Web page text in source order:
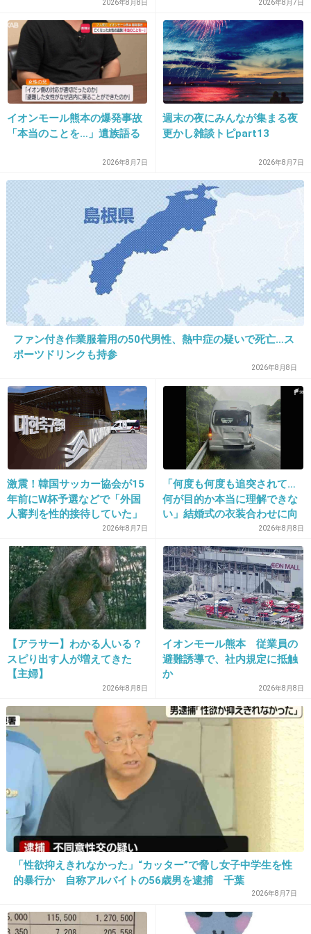
2013/09/11(水) 15:30:45
いちいち矢口の話振られていい迷惑だね
+35 -0
15. 匿名 2013/09/11(水) 15:30:48
料理人ってなぜかテレビに出たがるよね…本業
出典：geinou-hayari.com
出典：magabon.yomiuri.co.jp
16. 匿名 2013/09/11(水) 15:30:57
今度はこの料理研究家がテレビに出まくるのか
な？
芸能人と結婚して出しゃばってくる人って好き
になれない。
+134
17. 匿名 2013/09/11(水) 15:30:58
夫婦揃って・・・・
あぁ!イタイイタイ！
旦那は売名か⁈と思ってしまう。
ないかな？
「文〇砲より遥かに威力は弱
いが…」
2026年8月8日
い」結果出ても“勘違い”で摘
出継続 通常の生活送ってい
た患者が手足も動かず 京大
病院
2026年8月7日
イオンモール熊本の爆発事故
「本当のことを…」遺族語る
2026年8月7日
週末の夜にみんなが集まる夜
更かし雑談トピpart13
2026年8月7日
ファン付き作業服着用の50代男性、熱中症の疑いで死亡…ス
ポーツドリンクも持参
2026年8月8日
激震！韓国サッカー協会が15
年前にW杯予選などで「外国
人審判を性的接待していた」
疑惑のスキャンダルが発覚！
7試合20人が対象で日本人審
判が含まれていたとの指摘
も…
2026年8月7日
「何度も何度も追突されて…
何が目的か本当に理解できな
い」結婚式の衣装合わせに向
かっていた夫婦が直面した
「死の恐怖」東名高速で続い
た約1.7キロの追突＝静岡
2026年8月8日
【アラサー】わかる人いる？
スピり出す人が増えてきた
【主婦】
2026年8月8日
イオンモール熊本 従業員の
避難誘導で、社内規定に抵触
か
2026年8月8日
「性欲抑えきれなかった」“カッター”で脅し女子中学生を性
的暴行か 自称アルバイトの56歳男を逮捕 千葉
2026年8月7日